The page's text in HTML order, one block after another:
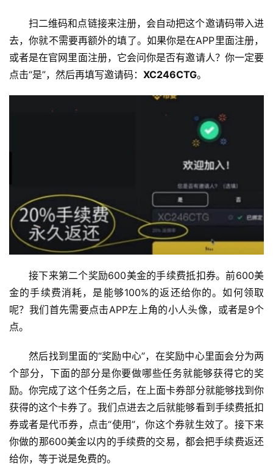
扫二维码和点链接来注册，会自动把这个邀请码带入进
去，你就不需要再额外的填了。如果你是在APP里面注册，
或者是在官网里面注册，它会问你是否有邀请人？你一定要
点击“是”，然后再填写邀请码： XC246CTG。
接下来第二个奖励600美金的手续费抵扣券。前600美
金的手续费消耗，是能够100%的返还给你的。如何领取
呢？我们首先需要点击APP左上角的小人头像，或者是9个
点。
然后找到里面的“奖励中心”，在奖励中心里面会分为两
个部分，下面的部分是你要做哪些任务就能够获得它的奖
励。你完成了这个任务之后，在上面卡券部分就能够找到你
获得的这个卡券了。我们点进去之后就能够看到手续费抵扣
券或者是代币券，点击“使用”，你这个券就生效了。接下来
你做的那600美金以内的手续费的交易，都会把手续费返还
给你，等于说是免费的。